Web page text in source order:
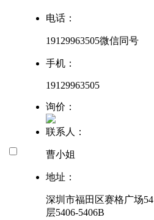
电话：
19129963505微信同号
手机：
19129963505
询价：
联系人：
曹小姐
地址：
深圳市福田区赛格广场54
层5406-5406B